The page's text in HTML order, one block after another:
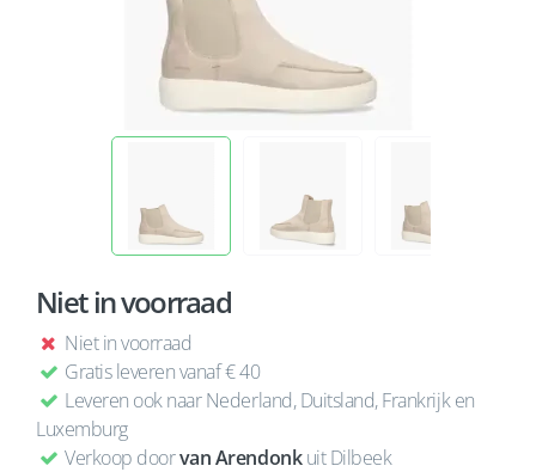
Niet in voorraad
Niet in voorraad
Gratis leveren vanaf € 40
Leveren ook naar Nederland, Duitsland, Frankrijk en
Luxemburg
Verkoop doorvan Arendonkuit Dilbeek